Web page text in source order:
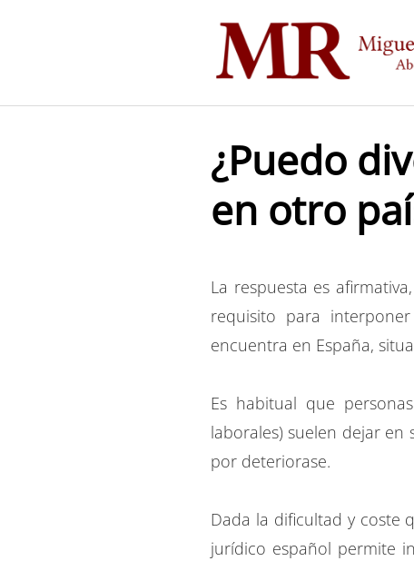
¿Puedo
en otro
La respuesta es
requisito para
encuentra en España,
Es habitual que
laborales) suelen dejar en
por deteriorase.
Dada la dificultad y coste
jurídico español permite